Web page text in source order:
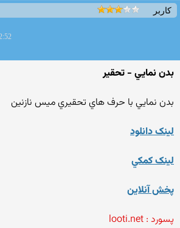
کاربر
بدن نمايي - تحقير
بدن نمايي با حرف هاي تحقيري ميس نازنين
لينک دانلود
لينک کمکي
پخش آنلاين
پسورد : looti.net